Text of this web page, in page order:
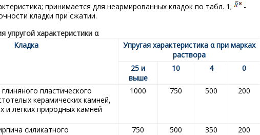
принимается для неармированных кладок по табл. 1;
-
кладки при сжатии.
упругой характеристики α
Кладка
Упругая характеристика α при марках
раствора
25 и
выше
10 4 0
пластического
керамических камней,
и легких природных камней
1000 750 500 200
силикатного 750 500 350 200